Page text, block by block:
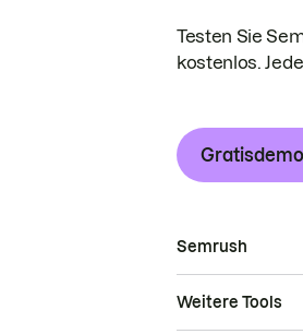
Testen Sie
kostenlos.
Semrush
Weitere Tools